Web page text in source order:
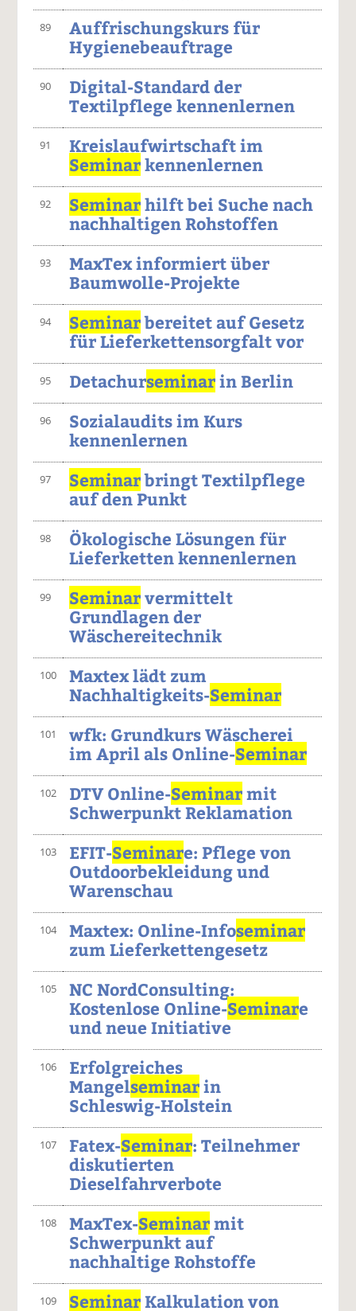
89
Auffrischungskurs für
Hygienebeauftrage
90
Digital-Standard der
Textilpflege kennenlernen
91
Kreislaufwirtschaft im
Seminarkennenlernen
92 Seminarhilft bei Suche nach
nachhaltigen Rohstoffen
93
MaxTex informiert über
Baumwolle-Projekte
94 Seminarbereitet auf Gesetz
für Lieferkettensorgfalt vor
95 Detachurseminarin Berlin
96
Sozialaudits im Kurs
kennenlernen
97 Seminarbringt Textilpflege
auf den Punkt
98
Ökologische Lösungen für
Lieferketten kennenlernen
99 Seminarvermittelt
Grundlagen der
Wäschereitechnik
100
Maxtex lädt zum
Nachhaltigkeits-Seminar
101
wfk: Grundkurs Wäscherei
im April als Online-Seminar
102 DTV Online-Seminarmit
Schwerpunkt Reklamation
103 EFIT-Seminare: Pflege von
Outdoorbekleidung und
Warenschau
104 Maxtex: Online-Infoseminar
zum Lieferkettengesetz
105
NC NordConsulting:
Kostenlose Online-Seminare
und neue Initiative
106
Erfolgreiches
Mangelseminarin
Schleswig-Holstein
107 Fatex-Seminar: Teilnehmer
diskutierten
Dieselfahrverbote
108 MaxTex-Seminarmit
Schwerpunkt auf
nachhaltige Rohstoffe
109 SeminarKalkulation von